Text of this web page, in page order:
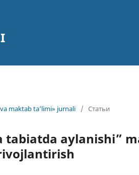
maktab ta’limi» jurnali / Статьи
tabiatda aylanishi”